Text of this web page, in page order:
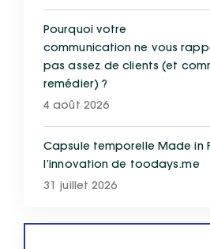
Pourquoi votre
communication ne vous
pas assez de clients (et
remédier) ?
4 août 2026
Capsule temporelle Made in
l’innovation de toodays.me
31 juillet 2026